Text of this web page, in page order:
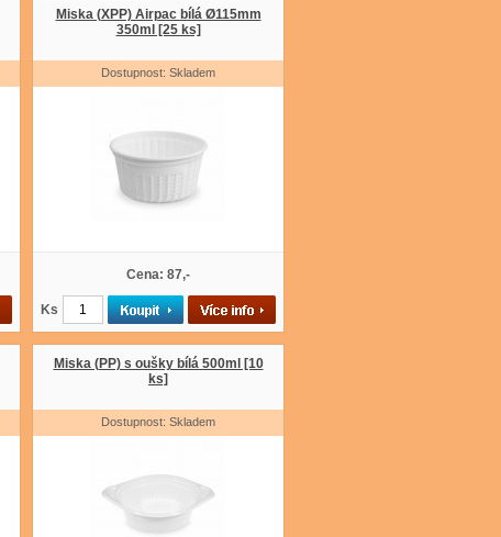
Miska (XPP) Airpac bílá Ø115mm
350ml [25 ks]
Dostupnost: Skladem
Cena: 87,-
Ks
Miska (PP) s oušky bílá 500ml [10
ks]
Dostupnost: Skladem